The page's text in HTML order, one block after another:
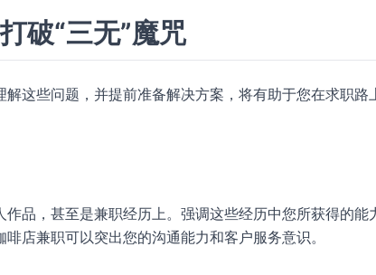
破“三无”魔咒
这些问题，并提前准备解决方案，将有助于您在求职路
品，甚至是兼职经历上。强调这些经历中您所获得的能
店兼职可以突出您的沟通能力和客户服务意识。